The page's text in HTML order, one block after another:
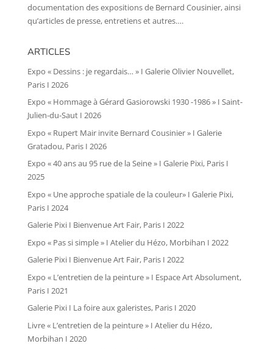
documentation des expositions de Bernard Cousinier, ainsi
qu’articles de presse, entretiens et autres….
ARTICLES
Expo « Dessins : je regardais… » I Galerie Olivier Nouvellet,
Paris I 2026
Expo « Hommage à Gérard Gasiorowski 1930 -1986 » I Saint-
Julien-du-Saut I 2026
Expo « Rupert Mair invite Bernard Cousinier » I Galerie
Gratadou, Paris I 2026
Expo « 40 ans au 95 rue de la Seine » I Galerie Pixi, Paris I
2025
Expo « Une approche spatiale de la couleur» I Galerie Pixi,
Paris I 2024
Galerie Pixi I Bienvenue Art Fair, Paris I 2022
Expo « Pas si simple » I Atelier du Hézo, Morbihan I 2022
Galerie Pixi I Bienvenue Art Fair, Paris I 2022
Expo « L’entretien de la peinture » I Espace Art Absolument,
Paris I 2021
Galerie Pixi I La foire aux galeristes, Paris I 2020
Livre « L’entretien de la peinture » I Atelier du Hézo,
Morbihan I 2020